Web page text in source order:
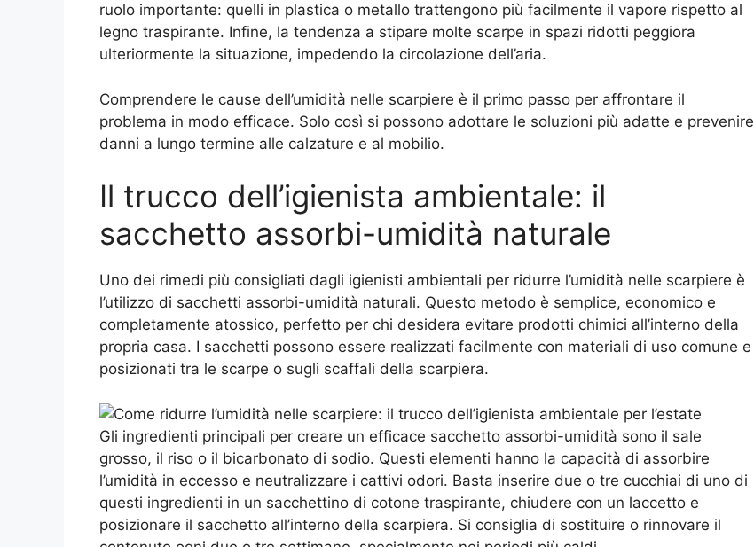
ruolo importante: quelli in plastica o metallo trattengono più facilmente il vapore rispetto al
legno traspirante. Infine, la tendenza a stipare molte scarpe in spazi ridotti peggiora
ulteriormente la situazione, impedendo la circolazione dell’aria.
Comprendere le cause dell’umidità nelle scarpiere è il primo passo per affrontare il
problema in modo efficace. Solo così si possono adottare le soluzioni più adatte e prevenire
danni a lungo termine alle calzature e al mobilio.
Il trucco dell’igienista ambientale: il
sacchetto assorbi-umidità naturale
Uno dei rimedi più consigliati dagli igienisti ambientali per ridurre l’umidità nelle scarpiere è
l’utilizzo di sacchetti assorbi-umidità naturali. Questo metodo è semplice, economico e
completamente atossico, perfetto per chi desidera evitare prodotti chimici all’interno della
propria casa. I sacchetti possono essere realizzati facilmente con materiali di uso comune e
posizionati tra le scarpe o sugli scaffali della scarpiera.
Gli ingredienti principali per creare un efficace sacchetto assorbi-umidità sono il sale
grosso, il riso o il bicarbonato di sodio. Questi elementi hanno la capacità di assorbire
l’umidità in eccesso e neutralizzare i cattivi odori. Basta inserire due o tre cucchiai di uno di
questi ingredienti in un sacchettino di cotone traspirante, chiudere con un laccetto e
posizionare il sacchetto all’interno della scarpiera. Si consiglia di sostituire o rinnovare il